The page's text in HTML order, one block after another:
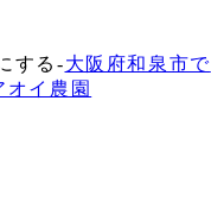
する-大阪府和泉市で
オイ農園